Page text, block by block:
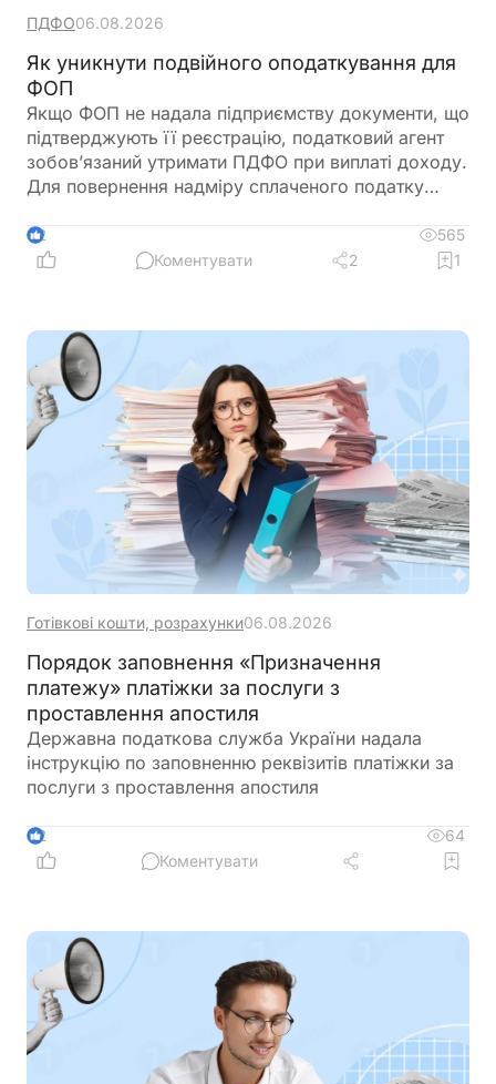
ПДФО06.08.2026
Як уникнути подвійного оподаткування для
ФОП
Якщо ФОП не надала підприємству документи, що
підтверджують її реєстрацію, податковий агент
зобов’язаний утримати ПДФО при виплаті доходу.
Для повернення надміру сплаченого податку
доходи, де відображає отриманий дохід та
утриманий податок. Податкова служба, після
2
565
Коментувати
2 1
Готівкові кошти, розрахунки06.08.2026
Порядок заповнення «Призначення
платежу» платіжки за послуги з
проставлення апостиля
Державна податкова служба України надала
інструкцію по заповненню реквізитів платіжки за
послуги з проставлення апостиля
2
64
Коментувати